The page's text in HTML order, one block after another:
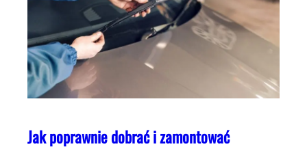
Jak poprawnie dobrać i zamontować